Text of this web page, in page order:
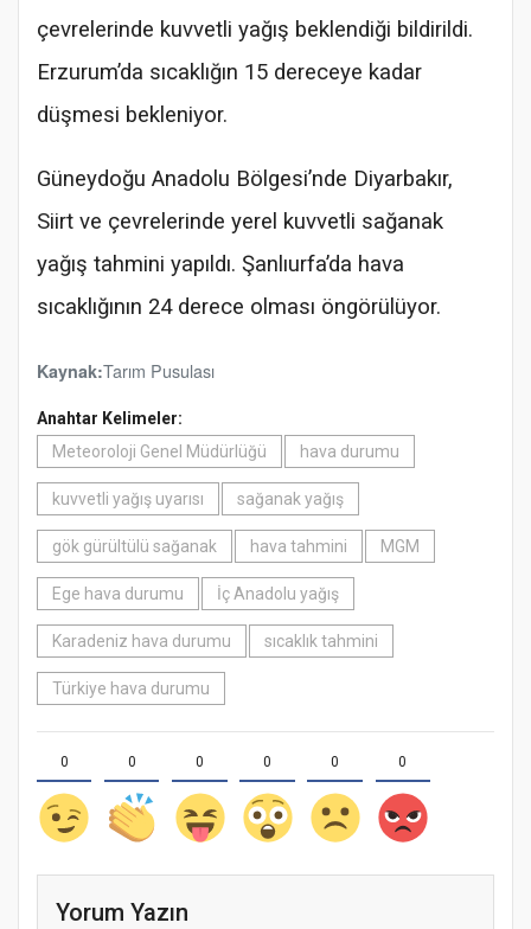
çevrelerinde kuvvetli yağış beklendiği bildirildi.
Erzurum’da sıcaklığın 15 dereceye kadar
düşmesi bekleniyor.
Güneydoğu Anadolu Bölgesi’nde Diyarbakır,
Siirt ve çevrelerinde yerel kuvvetli sağanak
yağış tahmini yapıldı. Şanlıurfa’da hava
sıcaklığının 24 derece olması öngörülüyor.
Kaynak:Tarım Pusulası
Anahtar Kelimeler:
Meteoroloji Genel Müdürlüğü
hava durumu
kuvvetli yağış uyarısı sağanak yağış
gök gürültülü sağanak hava tahmini MGM
Ege hava durumu İç Anadolu yağış
Karadeniz hava durumu sıcaklık tahmini
Türkiye hava durumu
0 0 0 0 0 0
Yorum Yazın